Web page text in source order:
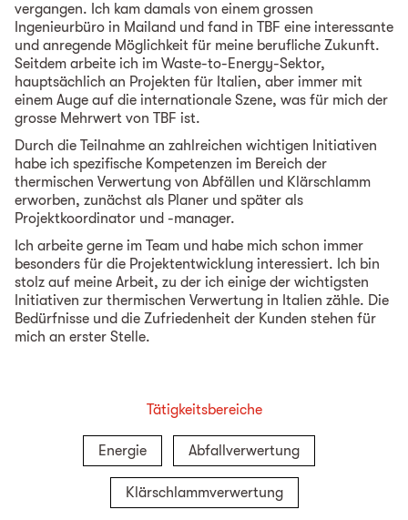
vergangen. Ich kam damals von einem grossen
Ingenieurbüro in Mailand und fand in TBF eine interessante
und anregende Möglichkeit für meine berufliche Zukunft.
Seitdem arbeite ich im Waste-to-Energy-Sektor,
hauptsächlich an Projekten für Italien, aber immer mit
einem Auge auf die internationale Szene, was für mich der
grosse Mehrwert von TBF ist.
Durch die Teilnahme an zahlreichen wichtigen Initiativen
habe ich spezifische Kompetenzen im Bereich der
thermischen Verwertung von Abfällen und Klärschlamm
erworben, zunächst als Planer und später als
Projektkoordinator und -manager.
Ich arbeite gerne im Team und habe mich schon immer
besonders für die Projektentwicklung interessiert. Ich bin
stolz auf meine Arbeit, zu der ich einige der wichtigsten
Initiativen zur thermischen Verwertung in Italien zähle. Die
Bedürfnisse und die Zufriedenheit der Kunden stehen für
mich an erster Stelle.
Tätigkeitsbereiche
Energie Abfallverwertung
Klärschlammverwertung